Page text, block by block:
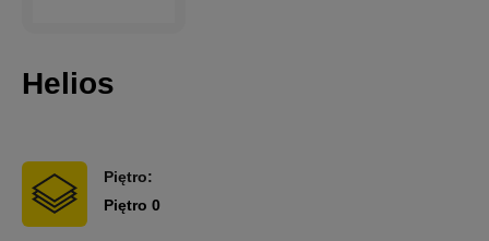
Helios
Piętro:
Piętro 0